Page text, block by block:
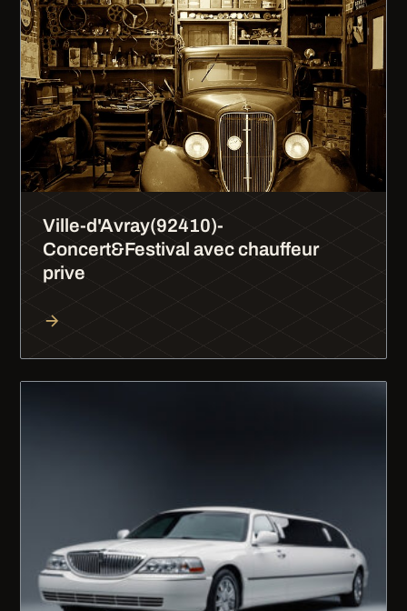
Ville-d'Avray(92410)-
Concert&Festival avec chauffeur
prive